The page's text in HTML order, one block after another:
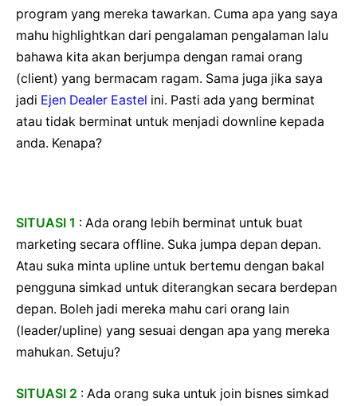
program yang mereka tawarkan. Cuma apa yang saya
mahu highlightkan dari pengalaman pengalaman lalu
bahawa kita akan berjumpa dengan ramai orang
(client) yang bermacam ragam. Sama juga jika saya
jadi Ejen Dealer Eastel ini. Pasti ada yang berminat
atau tidak berminat untuk menjadi downline kepada
anda. Kenapa?
SITUASI 1 : Ada orang lebih berminat untuk buat
marketing secara offline. Suka jumpa depan depan.
Atau suka minta upline untuk bertemu dengan bakal
pengguna simkad untuk diterangkan secara berdepan
depan. Boleh jadi mereka mahu cari orang lain
(leader/upline) yang sesuai dengan apa yang mereka
mahukan. Setuju?
SITUASI 2 : Ada orang suka untuk join bisnes simkad